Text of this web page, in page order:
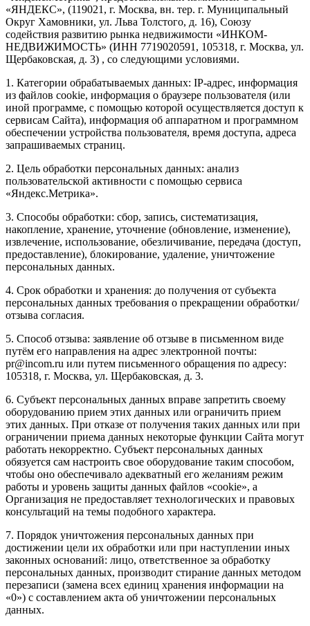
«ЯНДЕКС», (119021, г. Москва, вн. тер. г. Муниципальный
Округ Хамовники, ул. Льва Толстого, д. 16), Союзу
содействия развитию рынка недвижимости «ИНКОМ-
НЕДВИЖИМОСТЬ» (ИНН 7719020591, 105318, г. Москва, ул.
Щербаковская, д. 3) , со следующими условиями.
1. Категории обрабатываемых данных: IP-адрес, информация
из файлов cookie, информация о браузере пользователя (или
иной программе, с помощью которой осуществляется доступ к
сервисам Сайта), информация об аппаратном и программном
обеспечении устройства пользователя, время доступа, адреса
запрашиваемых страниц.
2. Цель обработки персональных данных: анализ
пользовательской активности с помощью сервиса
«Яндекс.Метрика».
3. Способы обработки: сбор, запись, систематизация,
накопление, хранение, уточнение (обновление, изменение),
извлечение, использование, обезличивание, передача (доступ,
предоставление), блокирование, удаление, уничтожение
персональных данных.
4. Срок обработки и хранения: до получения от субъекта
персональных данных требования о прекращении обработки/
отзыва согласия.
5. Способ отзыва: заявление об отзыве в письменном виде
путём его направления на адрес электронной почты:
pr@incom.ru или путем письменного обращения по адресу:
105318, г. Москва, ул. Щербаковская, д. 3.
6. Субъект персональных данных вправе запретить своему
оборудованию прием этих данных или ограничить прием
этих данных. При отказе от получения таких данных или при
ограничении приема данных некоторые функции Сайта могут
работать некорректно. Субъект персональных данных
обязуется сам настроить свое оборудование таким способом,
чтобы оно обеспечивало адекватный его желаниям режим
работы и уровень защиты данных файлов «cookie», а
Организация не предоставляет технологических и правовых
консультаций на темы подобного характера.
7. Порядок уничтожения персональных данных при
достижении цели их обработки или при наступлении иных
законных оснований: лицо, ответственное за обработку
персональных данных, производит стирание данных методом
перезаписи (замена всех единиц хранения информации на
«0») с составлением акта об уничтожении персональных
данных.